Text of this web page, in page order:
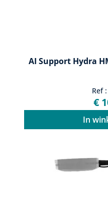
AI Support Hydra
Ref
€
In